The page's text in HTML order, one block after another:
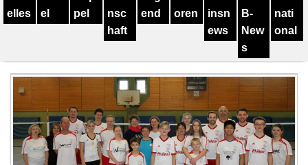
Geschichte
Training
Spieler
Kontakt
Links
elles
el
pel
nsc
haft
end
oren
insn
ews
B-
New
s
nati
onal